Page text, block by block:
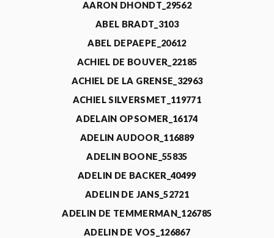
AARON DHONDT_29562
ABEL BRADT_3103
ABEL DEPAEPE_20612
ACHIEL DE BOUVER_22185
ACHIEL DE LA GRENSE_32963
ACHIEL SILVERSMET_119771
ADELAIN OPSOMER_16174
ADELIN AUDOOR_116889
ADELIN BOONE_55835
ADELIN DE BACKER_40499
ADELIN DE JANS_52721
ADELIN DE TEMMERMAN_126785
ADELIN DE VOS_126867